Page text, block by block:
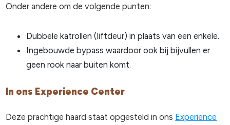
Onder andere om de volgende punten:
Dubbele katrollen (liftdeur) in plaats van een enkele.
Ingebouwde bypass waardoor ook bij bijvullen er
geen rook naar buiten komt.
In ons Experience Center
Deze prachtige haard staat opgesteld in ons Experience